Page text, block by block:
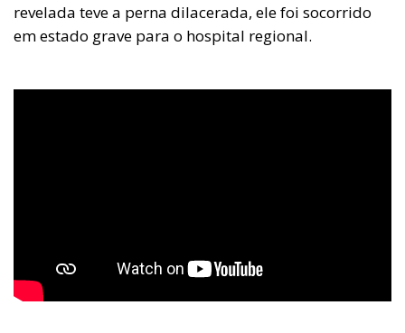
revelada teve a perna dilacerada, ele foi socorrido
em estado grave para o hospital regional.